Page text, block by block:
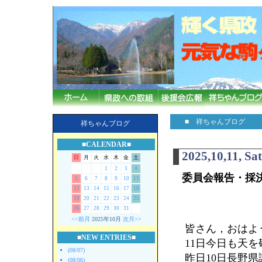
祥ちゃんブログ
■CALENDAR■
日 月 火 水 木 金
土
1
2 3
4
5
6 7 8 9 10
11
12
13 14 15 16 17
18
19
20 21 22 23 24
25
26
27 28 29 30 31
<<前月 2025年10月 次月>>
■NEW ENTRIES■
(08/07)
(08/06)
■ 祥ちゃんブログ
2025,10,11,
委員会報告・採
皆さん，おは
11日今日も天
昨日10日長野